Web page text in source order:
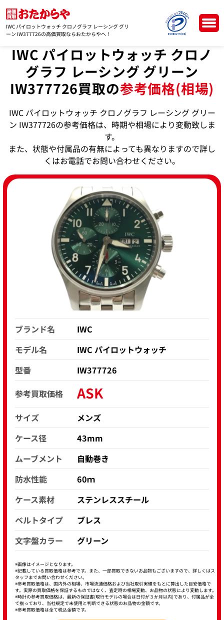
IWC パイロットウォッチ クロノグラフ レーシング グリ
ーン IW377726の高価買取ならおたからやへ！
IWC パイロットウォッチ クロノ
グラフ レーシング グリーン
IW377726買取の参考価格(相場)
IWC パイロットウォッチ クロノグラフ レーシング グリー
ン IW377726の参考価格は、時期や相場により変動致しま
す。
また、状態や付属品の有無によっても異なりますので詳し
くはお電話でお問い合わせください。
ブランド名
IWC
モデル名
IWC パイロットウォッチ
型番
IW377726
参考買取価格
ASK
サイズ
メンズ
ケース径
43mm
ムーブメント
自動巻き
防水性能
60ｍ
ケース素材
ステンレススチール
ベルトタイプ
ブレス
文字盤カラー
グリーン
※画像はイメージとなります。
※記載している買取価格は参考です。また、一部買取できないお品物もございますので、詳しくはス
タッフまでお問い合わせください。
※参考買取価格は、国内外の相場、市場流通価格および当社取引実績をもとに算出した目安価格で
す。実際の買取価格を保証するものではなく、査定時の相場変動、お品物の状態により変動します。
※時計の参考買取価格は、最新の保証書(現行モデルの場合は日付が３か月以内)であり、付属品が全
て揃っており、当社規定で未使用と判断できる状態のお品物の金額です。
※参考買取価格は全て税込金額です。